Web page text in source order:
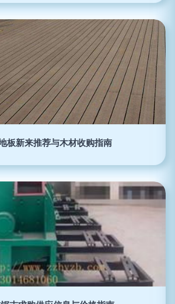
板新来推荐与木材收购指南